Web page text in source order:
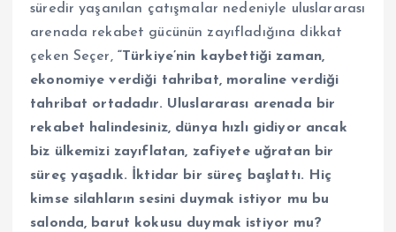
süredir yaşanılan çatışmalar nedeniyle uluslararası
arenada rekabet gücünün zayıfladığına dikkat
çeken Seçer, “Türkiye’nin kaybettiği zaman,
ekonomiye verdiği tahribat, moraline verdiği
tahribat ortadadır. Uluslararası arenada bir
rekabet halindesiniz, dünya hızlı gidiyor ancak
biz ülkemizi zayıflatan, zafiyete uğratan bir
süreç yaşadık. İktidar bir süreç başlattı. Hiç
kimse silahların sesini duymak istiyor mu bu
salonda, barut kokusu duymak istiyor mu?